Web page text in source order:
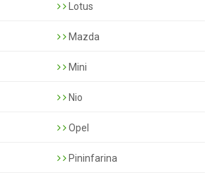
Lotus
Mazda
Mini
Nio
Opel
Pininfarina